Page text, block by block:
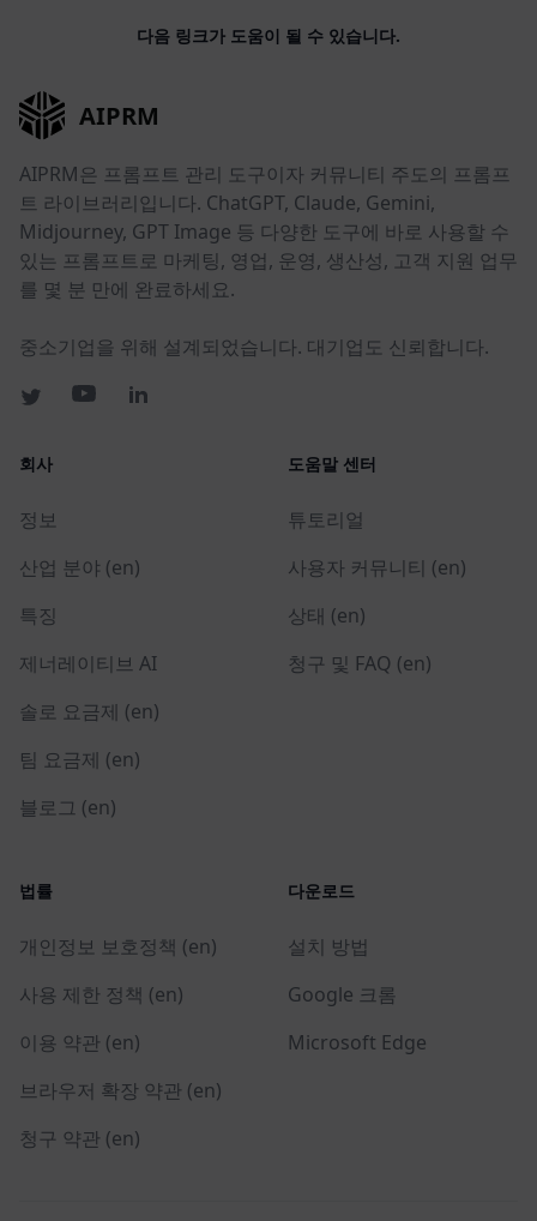
다음 링크가 도움이 될 수 있습니다.
AIPRM
AIPRM은 프롬프트 관리 도구이자 커뮤니티 주도의 프롬프
트 라이브러리입니다. ChatGPT, Claude, Gemini,
Midjourney, GPT Image 등 다양한 도구에 바로 사용할 수
있는 프롬프트로 마케팅, 영업, 운영, 생산성, 고객 지원 업무
를 몇 분 만에 완료하세요.
중소기업을 위해 설계되었습니다. 대기업도 신뢰합니다.
회사
정보
산업 분야 (en)
특징
제너레이티브 AI
솔로 요금제 (en)
팀 요금제 (en)
블로그 (en)
도움말 센터
튜토리얼
사용자 커뮤니티 (en)
상태 (en)
청구 및 FAQ (en)
법률
개인정보 보호정책 (en)
사용 제한 정책 (en)
이용 약관 (en)
브라우저 확장 약관 (en)
청구 약관 (en)
다운로드
설치 방법
Google 크롬
Microsoft Edge